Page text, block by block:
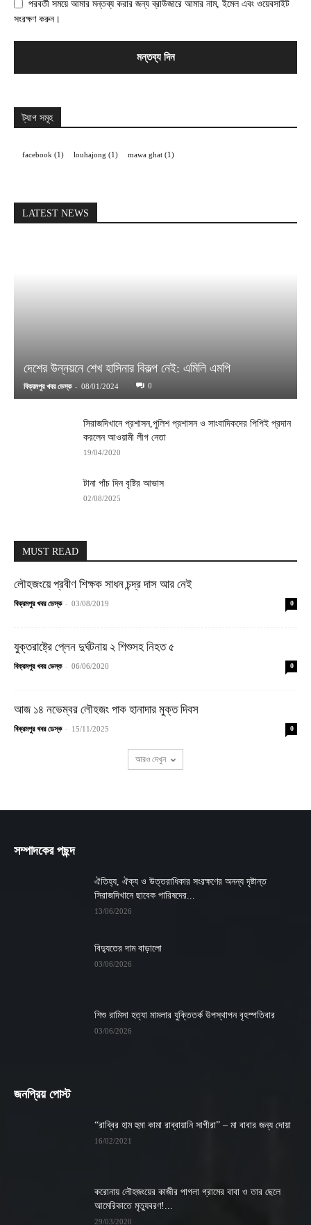
পরবর্তী সময়ে আমার মন্তব্য করার জন্য ব্রাউজারে আমার নাম, ইমেল এবং ওয়েবসাইট
সংরক্ষণ করুন।
ট্যাগ সমূহ
facebook (1) louhajong (1) mawa ghat (1)
LATEST NEWS
দেশের উন্নয়নে শেখ হাসিনার বিকল্প নেই: এমিলি এমপি
বিক্রমপুর খবর ডেস্ক - 08/01/2024 0
সিরাজদিখানে প্রশাসন,পুলিশ প্রশাসন ও সাংবাদিকদের পিপিই প্রদান
করলেন আওয়ামী লীগ নেতা
19/04/2020
টানা পাঁচ দিন বৃষ্টির আভাস
02/08/2025
MUST READ
লৌহজংয়ে প্রবীণ শিক্ষক সাধন চন্দ্র দাস আর নেই
বিক্রমপুর খবর ডেস্ক - 03/08/2019 0
যুক্তরাষ্ট্রে প্লেন দুর্ঘটনায় ২ শিশুসহ নিহত ৫
বিক্রমপুর খবর ডেস্ক - 06/06/2020 0
আজ ১৪ নভেম্বর লৌহজং পাক হানাদার মুক্ত দিবস
বিক্রমপুর খবর ডেস্ক - 15/11/2025 0
আরও দেখুন
সম্পাদকের পছন্দ
ঐতিহ্য, ঐক্য ও উত্তরাধিকার সংরক্ষণের অনন্য দৃষ্টান্ত
সিরাজদিখানে ছাবেক পারিষদের...
13/06/2026
বিদ্যুতের দাম বাড়ালো
03/06/2026
শিশু রামিসা হত্যা মামলার যুক্তিতর্ক উপস্থাপন বৃহস্পতিবার
03/06/2026
জনপ্রিয় পোস্ট
“রাব্বির হাম হুমা কামা রাব্বায়ানি সাগীরা” – মা বাবার জন্য দোয়া
16/02/2021
করোনায় লৌহজংয়ের কাজীর পাগলা গ্রামের বাবা ও তার ছেলে
আমেরিকাতে মৃত্যুবরণ!...
29/03/2020